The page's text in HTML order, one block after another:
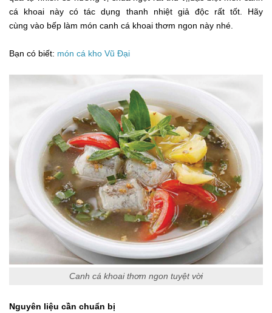
cá khoai này có tác dụng thanh nhiệt giả độc rất tốt. Hãy
cùng vào bếp làm món canh cá khoai thơm ngon này nhé.
Bạn có biết: món cá kho Vũ Đại
Canh cá khoai thơm ngon tuyệt vời
Nguyên liệu cần chuẩn bị